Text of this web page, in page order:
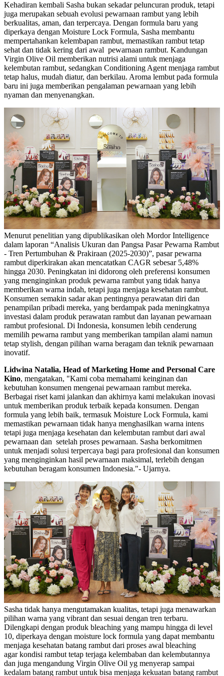
Kehadiran kembali Sasha bukan sekadar peluncuran produk, tetapi
juga merupakan sebuah evolusi pewarnaan rambut yang lebih
berkualitas, aman, dan terpercaya. Dengan formula baru yang
diperkaya dengan Moisture Lock Formula, Sasha membantu
mempertahankan kelembapan rambut, memastikan rambut tetap
sehat dan tidak kering dari awal pewarnaan rambut. Kandungan
Virgin Olive Oil memberikan nutrisi alami untuk menjaga
kelembutan rambut, sedangkan Conditioning Agent menjaga rambut
tetap halus, mudah diatur, dan berkilau. Aroma lembut pada formula
baru ini juga memberikan pengalaman pewarnaan yang lebih
nyaman dan menyenangkan.
Menurut penelitian yang dipublikasikan oleh Mordor Intelligence
dalam laporan “Analisis Ukuran dan Pangsa Pasar Pewarna Rambut
- Tren Pertumbuhan & Prakiraan (2025-2030)”, pasar pewarna
rambut diperkirakan akan mencatatkan CAGR sebesar 5,48%
hingga 2030. Peningkatan ini didorong oleh preferensi konsumen
yang menginginkan produk pewarna rambut yang tidak hanya
memberikan warna indah, tetapi juga menjaga kesehatan rambut.
Konsumen semakin sadar akan pentingnya perawatan diri dan
penampilan pribadi mereka, yang berdampak pada meningkatnya
investasi dalam produk perawatan rambut dan layanan pewarnaan
rambut profesional. Di Indonesia, konsumen lebih cenderung
memilih pewarna rambut yang memberikan tampilan alami namun
tetap stylish, dengan pilihan warna beragam dan teknik pewarnaan
inovatif.
Lidwina Natalia, Head of Marketing Home and Personal Care
Kino, mengatakan, "Kami coba memahami keinginan dan
kebutuhan konsumen mengenai pewarnaan rambut mereka.
Berbagai riset kami jalankan dan akhirnya kami melakukan inovasi
untuk memberikan produk terbaik kepada konsumen. Dengan
formula yang lebih baik, termasuk Moisture Lock Formula, kami
memastikan pewarnaan tidak hanya menghasilkan warna intens
tetapi juga menjaga kesehatan dan kelembutan rambut dari awal
pewarnaan dan setelah proses pewarnaan. Sasha berkomitmen
untuk menjadi solusi terpercaya bagi para profesional dan konsumen
yang menginginkan hasil pewarnaan maksimal, terlebih dengan
kebutuhan beragam konsumen Indonesia."- Ujarnya.
Sasha tidak hanya mengutamakan kualitas, tetapi juga menawarkan
pilihan warna yang vibrant dan sesuai dengan tren terbaru.
Dilengkapi dengan produk bleaching yang mampu hingga di level
10, diperkaya dengan moisture lock formula yang dapat membantu
menjaga kesehatan batang rambut dari proses awal bleaching
agar kondisi rambut tetap terjaga kelembaban dan kelembutannya
dan juga mengandung Virgin Olive Oil yg menyerap sampai
kedalam batang rambut untuk bisa menjaga kekuatan batang rambut